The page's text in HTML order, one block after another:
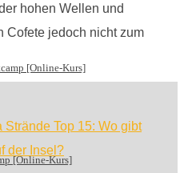
[Online-Kurs]
[Online-Kurs]
hohen Wellen und
Cofete jedoch nicht zum
Strände Top 15: Wo gibt
der Insel?